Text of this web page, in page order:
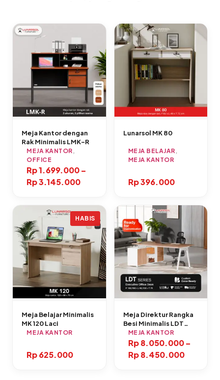
Meja Kantor dengan
Rak Minimalis LMK-R
MEJA KANTOR ,
OFFICE
Rp1.699.000–
Rp3.145.000
Lunarsol MK 80
MEJA BELAJAR ,
MEJA KANTOR
Rp396.000
HABIS
Meja Belajar Minimalis
MK 120 Laci
MEJA KANTOR
Rp625.000
Meja Direktur Rangka
Besi Minimalis LDT
Series
MEJA KANTOR
Rp8.050.000 –
Rp8.450.000